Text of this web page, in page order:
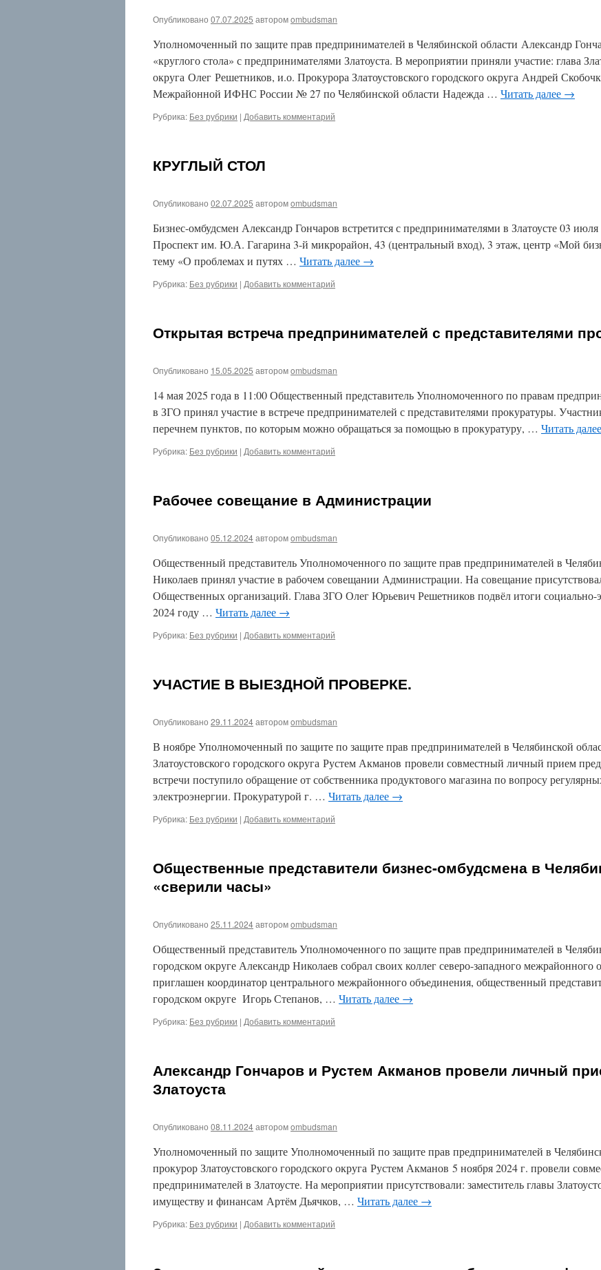
Опубликовано 07.07.2025 авторомombudsman
Уполномоченный по защите прав предпринимателей в Челябинской области Александр
«круглого стола» с предпринимателями Златоуста. В мероприятии приняли участие: глава
округа Олег Решетников, и.о. Прокурора Златоустовского городского округа Андрей
Межрайонной ИФНС России № 27 по Челябинской области Надежда … Читать далее →
Рубрика: Без рубрики | Добавить комментарий
КРУГЛЫЙ СТОЛ
Опубликовано 02.07.2025 авторомombudsman
Бизнес-омбудсмен Александр Гончаров встретится с предпринимателями в Златоусте 03 июля
Проспект им. Ю.А. Гагарина 3-й микрорайон, 43 (центральный вход), 3 этаж, центр «Мой
тему «О проблемах и путях … Читать далее →
Рубрика: Без рубрики | Добавить комментарий
Открытая встреча предпринимателей с представителями
Опубликовано 15.05.2025 авторомombudsman
14 мая 2025 года в 11:00 Общественный представитель Уполномоченного по правам
в ЗГО принял участие в встрече предпринимателей с представителями прокуратуры.
перечнем пунктов, по которым можно обращаться за помощью в прокуратуру, … Читать далее
Рубрика: Без рубрики | Добавить комментарий
Рабочее совещание в Администрации
Опубликовано 05.12.2024авторомombudsman
Общественный представитель Уполномоченного по защите прав предпринимателей в
Николаев принял участие в рабочем совещании Администрации. На совещание
Общественных организаций. Глава ЗГО Олег Юрьевич Решетников подвёл итоги социально-
2024 году … Читать далее →
Рубрика: Без рубрики | Добавить комментарий
УЧАСТИЕ В ВЫЕЗДНОЙ ПРОВЕРКЕ.
Опубликовано 29.11.2024авторомombudsman
В ноябре Уполномоченный по защите по защите прав предпринимателей в Челябинской
Златоустовского городского округа Рустем Акманов провели совместный личный прием
встречи поступило обращение от собственника продуктового магазина по вопросу
электроэнергии. Прокуратурой г. … Читать далее →
Рубрика: Без рубрики | Добавить комментарий
Общественные представители бизнес-омбудсмена в
«сверили часы»
Опубликовано 25.11.2024авторомombudsman
Общественный представитель Уполномоченного по защите прав предпринимателей в
городском округе Александр Николаев собрал своих коллег северо-западного
приглашен координатор центрального межрайонного объединения, общественный
городском округе Игорь Степанов, … Читать далее →
Рубрика: Без рубрики | Добавить комментарий
Александр Гончаров и Рустем Акманов провели личный
Златоуста
Опубликовано 08.11.2024авторомombudsman
Уполномоченный по защите Уполномоченный по защите прав предпринимателей в
прокурор Златоустовского городского округа Рустем Акманов 5 ноября 2024 г. провели
предпринимателей в Златоусте. На мероприятии присутствовали: заместитель главы
имуществу и финансам Артём Дьячков, … Читать далее →
Рубрика: Без рубрики | Добавить комментарий
Апрель
Март
2018
2018
Декабрь
Ноябрь
Июнь
2017
2017
Март
2017
Февраль
2017
2016
Октябрь
Сентябрь
2016
Август
2016
2016
Апрель
2016
Февраль
Январь
2016
Декабрь
Ноябрь
Октябрь
2015
Июнь
2015
Апрель
2015
Март
2015
2015
Декабрь
Прочее
Войти